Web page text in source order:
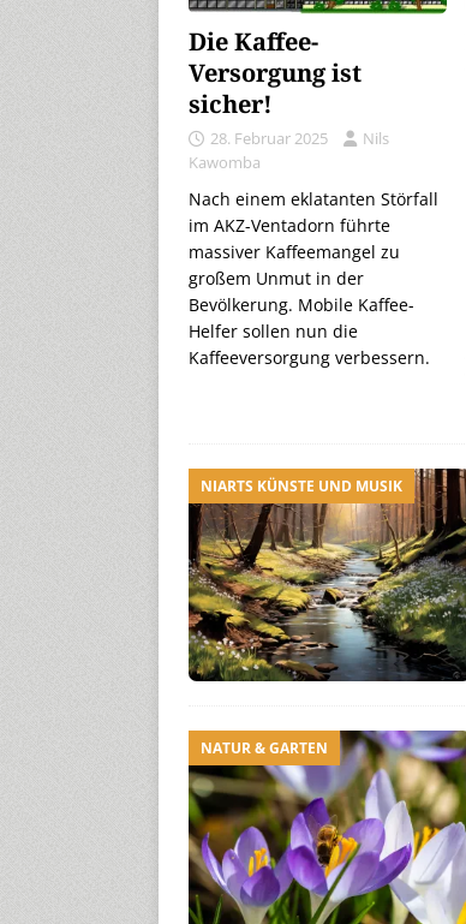
Die Kaffee-
Versorgung ist
sicher!
28. Februar 2025
Nils
Kawomba
Nach einem eklatanten Störfall
im AKZ-Ventadorn führte
massiver Kaffeemangel zu
großem Unmut in der
Bevölkerung. Mobile Kaffee-
Helfer sollen nun die
Kaffeeversorgung verbessern.
NIARTS KÜNSTE UND MUSIK
NATUR & GARTEN